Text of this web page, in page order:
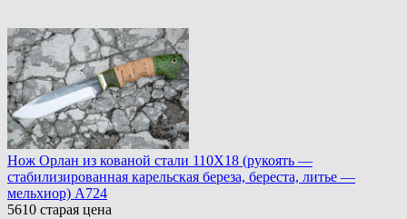
Нож Орлан из кованой стали 110Х18 (рукоять —
стабилизированная карельская береза, береста, литье —
мельхиор) A724
5610 старая цена